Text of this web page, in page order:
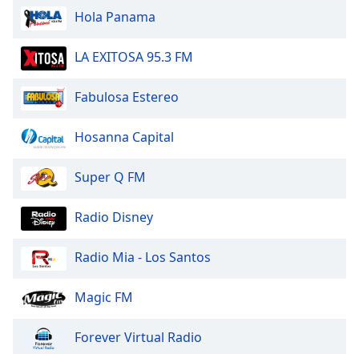
window.
Escape
cancel
close
window.
Color
Background
Hola Panama
LA EXITOSA 95.3 FM
Fabulosa Estereo
Hosanna Capital
Super Q FM
Radio Disney
Radio Mia - Los Santos
Magic FM
Forever Virtual Radio